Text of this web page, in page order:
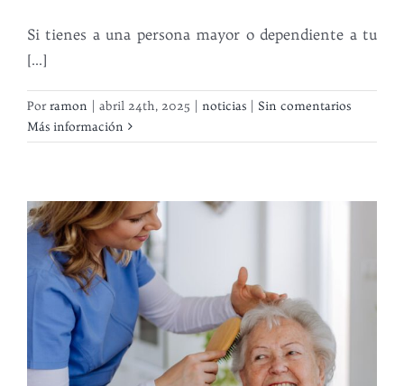
Si tienes a una persona mayor o dependiente a tu
[...]
Porramon abril 24th, 2025 noticias
Sin comentarios
Más información